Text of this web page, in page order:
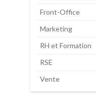
Front-Office
Marketing
RH et Formation
RSE
Vente